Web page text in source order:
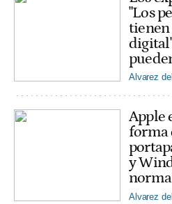
"Los
tienen
digital'
Alvarez
Apple
forma
y
Alvarez